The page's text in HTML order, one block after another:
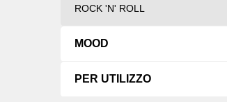
ROCK 'N' ROLL
MOOD
PER UTILIZZO